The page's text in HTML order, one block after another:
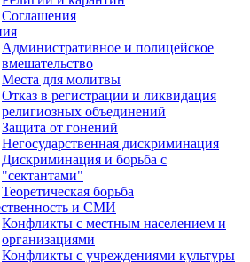
Соглашения
Административное и полицейское
вмешательство
Места для молитвы
Отказ в регистрации и ликвидация
религиозных объединений
Защита от гонений
Негосударственная дискриминация
Дискриминация и борьба с
"сектантами"
Теоретическая борьба
и СМИ
Конфликты с местным населением и
организациями
Конфликты с учреждениями культуры